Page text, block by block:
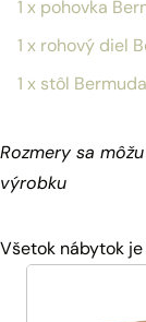
1 x pohovka
1 x rohový diel
1 x stôl
Rozmery sa
výrobku
Všetok nábytok